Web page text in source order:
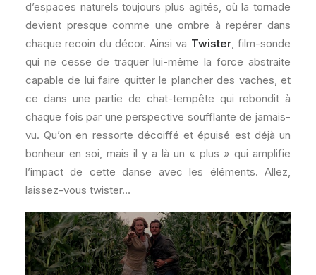
d’espaces naturels toujours plus agités, où la tornade
devient presque comme une ombre à repérer dans
chaque recoin du décor. Ainsi va Twister, film-sonde
qui ne cesse de traquer lui-même la force abstraite
capable de lui faire quitter le plancher des vaches, et
ce dans une partie de chat-tempête qui rebondit à
chaque fois par une perspective soufflante de jamais-
vu. Qu’on en ressorte décoiffé et épuisé est déjà un
bonheur en soi, mais il y a là un « plus » qui amplifie
l’impact de cette danse avec les éléments. Allez,
laissez-vous twister…